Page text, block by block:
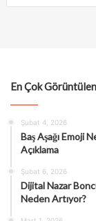
En Çok
Şubat 4, 2026
Baş Aşağı Emoji
Açıklama
Şubat 6, 2026
Dijital Nazar
Neden Artıyor?